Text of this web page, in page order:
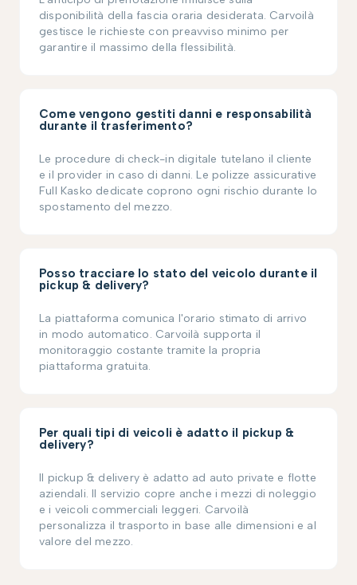
disponibilità della fascia oraria desiderata. Carvoilà
gestisce le richieste con preavviso minimo per
garantire il massimo della flessibilità.
Come vengono gestiti danni e responsabilità
durante il trasferimento?
Le procedure di check-in digitale tutelano il cliente
e il provider in caso di danni. Le polizze assicurative
Full Kasko dedicate coprono ogni rischio durante lo
spostamento del mezzo.
Posso tracciare lo stato del veicolo durante il
pickup & delivery?
La piattaforma comunica l'orario stimato di arrivo
in modo automatico. Carvoilà supporta il
monitoraggio costante tramite la propria
piattaforma gratuita.
Per quali tipi di veicoli è adatto il pickup &
delivery?
Il pickup & delivery è adatto ad auto private e flotte
aziendali. Il servizio copre anche i mezzi di noleggio
e i veicoli commerciali leggeri. Carvoilà
personalizza il trasporto in base alle dimensioni e al
valore del mezzo.